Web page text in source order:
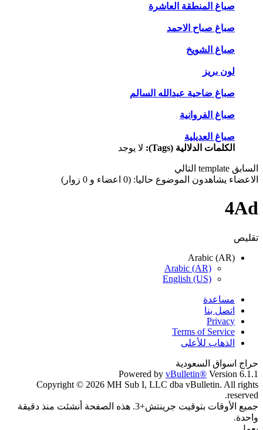
صباغ المنطقة العاشرة
صباغ صباح الاحمد
صباغ الشويخ
لون بريز
صباغ ضاحية عبدالله السالم
صباغ الفروانية
صباغ العديلية
الكلمات الدلالية (Tags):
لا يوجد
السابق template التالي
الاعضاء يشاهدون الموضوع حاليا: (0 اعضاء و 0 زوار)
4Ad
تقليص
Arabic (AR)
Arabic (AR)
English (US)
مساعدة
اتصل بنا
Privacy
Terms of Service
الذهاب للأعلى
حراج اسواق السعودية
Powered by vBulletin® Version 6.1.1
Copyright © 2026 MH Sub I, LLC dba vBulletin. All rights
reserved.
جميع الأوقات بتوقيت جرينتش+3. هذه الصفحة أنشئت منذ دقيقة
واحدة.